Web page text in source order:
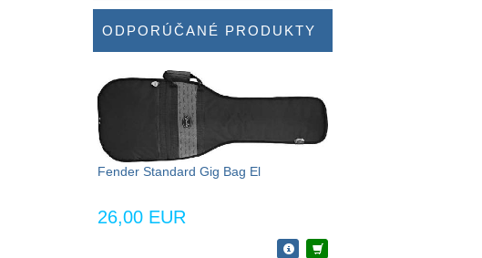
ODPORÚČANÉ PRODUKTY
Fender Standard Gig Bag El
26,00 EUR